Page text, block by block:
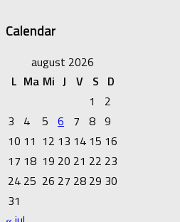
Calendar
august 2026
L Ma Mi J V S D
1
2
3
4 5 6 7 8 9
10 11 12 13 14 15 16
17 18 19 20 21 22 23
24 25 26 27 28 29 30
31